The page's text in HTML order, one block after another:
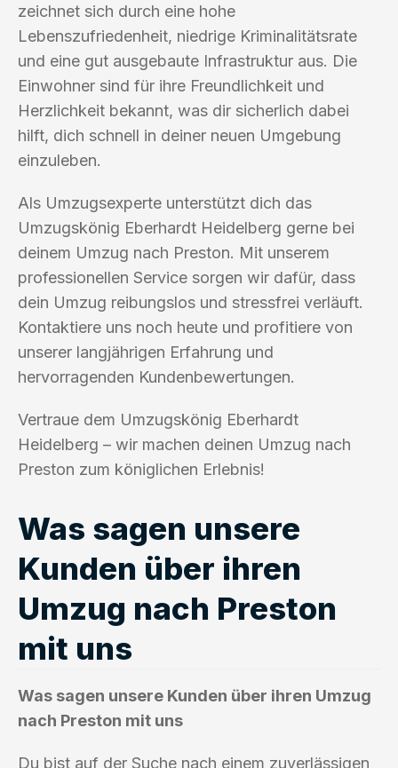
zeichnet sich durch eine hohe
Lebenszufriedenheit, niedrige Kriminalitätsrate
und eine gut ausgebaute Infrastruktur aus. Die
Einwohner sind für ihre Freundlichkeit und
Herzlichkeit bekannt, was dir sicherlich dabei
hilft, dich schnell in deiner neuen Umgebung
einzuleben.
Als Umzugsexperte unterstützt dich das
Umzugskönig Eberhardt Heidelberg gerne bei
deinem Umzug nach Preston. Mit unserem
professionellen Service sorgen wir dafür, dass
dein Umzug reibungslos und stressfrei verläuft.
Kontaktiere uns noch heute und profitiere von
unserer langjährigen Erfahrung und
hervorragenden Kundenbewertungen.
Vertraue dem Umzugskönig Eberhardt
Heidelberg – wir machen deinen Umzug nach
Preston zum königlichen Erlebnis!
Was sagen unsere
Kunden über ihren
Umzug nach Preston
mit uns
Was sagen unsere Kunden über ihren Umzug
nach Preston mit uns
Du bist auf der Suche nach einem zuverlässigen